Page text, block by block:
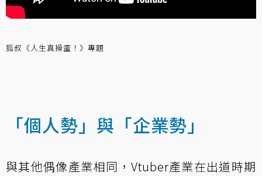
狐叔《人生真操蛋！》專題
「個人勢」與「企業勢」
與其他偶像產業相同，Vtuber產業在出道時期